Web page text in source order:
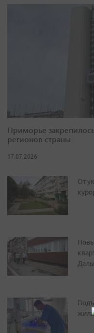
Приморье
регионов страны
17.07.2026
От